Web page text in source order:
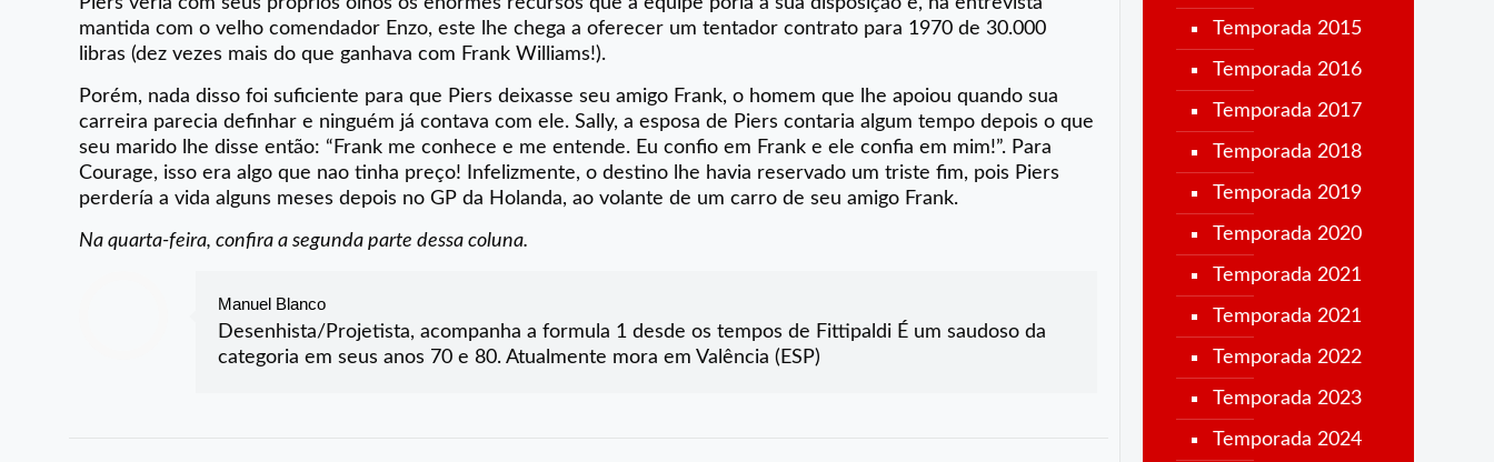
mantida com o velho comendador Enzo, este lhe chega a oferecer um tentador contrato para 1970 de 30.000
libras (dez vezes mais do que ganhava com Frank Williams!).
Porém, nada disso foi suficiente para que Piers deixasse seu amigo Frank, o homem que lhe apoiou quando sua
carreira parecia definhar e ninguém já contava com ele. Sally, a esposa de Piers contaria algum tempo depois o que
seu marido lhe disse então: “Frank me conhece e me entende. Eu confio em Frank e ele confia em mim!”. Para
Courage, isso era algo que nao tinha preço! Infelizmente, o destino lhe havia reservado um triste fim, pois Piers
perdería a vida alguns meses depois no GP da Holanda, ao volante de um carro de seu amigo Frank.
Na quarta-feira, confira a segunda parte dessa coluna.
Manuel Blanco
Desenhista/Projetista, acompanha a formula 1 desde os tempos de Fittipaldi É um saudoso da
categoria em seus anos 70 e 80. Atualmente mora em Valência (ESP)
Temporada 2015
Temporada 2016
Temporada 2017
Temporada 2018
Temporada 2019
Temporada 2020
Temporada 2021
Temporada 2021
Temporada 2022
Temporada 2023
Temporada 2024